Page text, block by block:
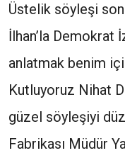
Üstelik söyleşi
İlhan’la Demokrat
anlatmak benim
Kutluyoruz Nihat
güzel söyleşiyi
Fabrikası Müdür